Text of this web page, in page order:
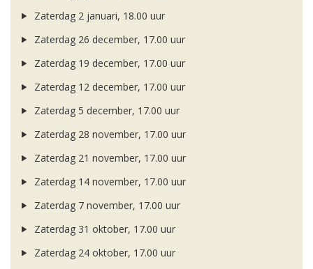
Zaterdag 2 januari, 18.00 uur
Zaterdag 26 december, 17.00 uur
Zaterdag 19 december, 17.00 uur
Zaterdag 12 december, 17.00 uur
Zaterdag 5 december, 17.00 uur
Zaterdag 28 november, 17.00 uur
Zaterdag 21 november, 17.00 uur
Zaterdag 14 november, 17.00 uur
Zaterdag 7 november, 17.00 uur
Zaterdag 31 oktober, 17.00 uur
Zaterdag 24 oktober, 17.00 uur